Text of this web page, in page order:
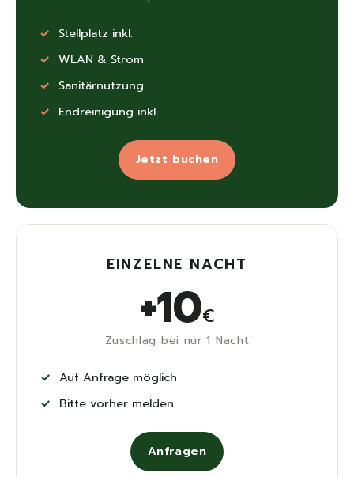
Stellplatz inkl.
WLAN & Strom
Sanitärnutzung
Endreinigung inkl.
Jetzt buchen
EINZELNE NACHT
+10€
Zuschlag bei nur 1 Nacht
Auf Anfrage möglich
Bitte vorher melden
Anfragen